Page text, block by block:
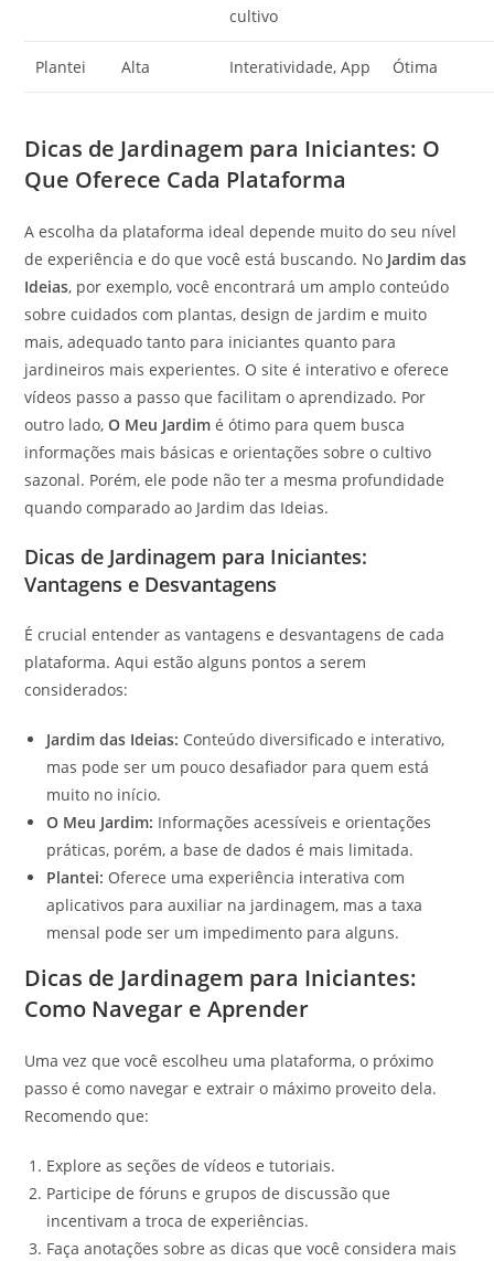
cultivo
Plantei Alta Interatividade, App Ótima
Dicas de Jardinagem para Iniciantes: O
Que Oferece Cada Plataforma
A escolha da plataforma ideal depende muito do seu nível
de experiência e do que você está buscando. No Jardim das
Ideias, por exemplo, você encontrará um amplo conteúdo
sobre cuidados com plantas, design de jardim e muito
mais, adequado tanto para iniciantes quanto para
jardineiros mais experientes. O site é interativo e oferece
vídeos passo a passo que facilitam o aprendizado. Por
outro lado,O Meu Jardim é ótimo para quem busca
informações mais básicas e orientações sobre o cultivo
sazonal. Porém, ele pode não ter a mesma profundidade
quando comparado ao Jardim das Ideias.
Dicas de Jardinagem para Iniciantes:
Vantagens e Desvantagens
É crucial entender as vantagens e desvantagens de cada
plataforma. Aqui estão alguns pontos a serem
considerados:
Jardim das Ideias: Conteúdo diversificado e interativo,
mas pode ser um pouco desafiador para quem está
muito no início.
O Meu Jardim: Informações acessíveis e orientações
práticas, porém, a base de dados é mais limitada.
Plantei: Oferece uma experiência interativa com
aplicativos para auxiliar na jardinagem, mas a taxa
mensal pode ser um impedimento para alguns.
Dicas de Jardinagem para Iniciantes:
Como Navegar e Aprender
Uma vez que você escolheu uma plataforma, o próximo
passo é como navegar e extrair o máximo proveito dela.
Recomendo que:
Explore as seções de vídeos e tutoriais.
Participe de fóruns e grupos de discussão que
incentivam a troca de experiências.
Faça anotações sobre as dicas que você considera mais